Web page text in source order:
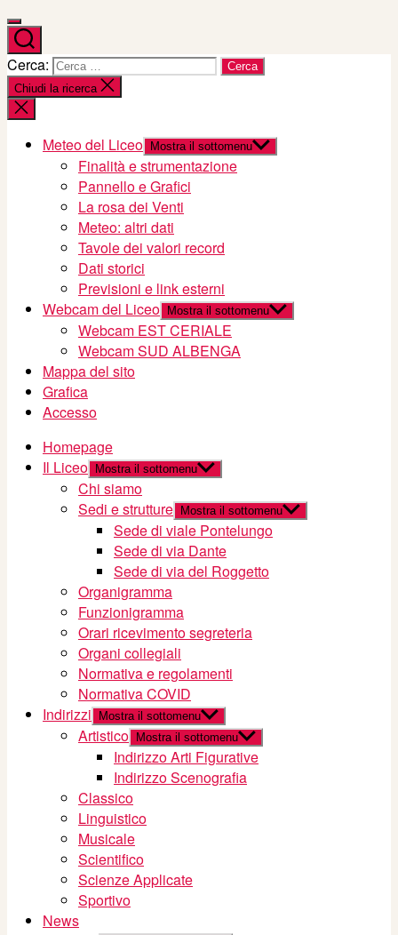
Cerca:
Chiudi la ricerca
Meteo del Liceo Mostra il sottomenu
Finalità e strumentazione
Pannello e Grafici
La rosa dei Venti
Meteo: altri dati
Tavole dei valori record
Dati storici
Previsioni e link esterni
Webcam del Liceo
Mostra il sottomenu
Webcam EST CERIALE
Webcam SUD ALBENGA
Mappa del sito
Grafica
Accesso
Homepage
Il Liceo
Mostra il sottomenu
Chi siamo
Sedi e strutture
Mostra il sottomenu
Sede di viale Pontelungo
Sede di via Dante
Sede di via del Roggetto
Organigramma
Funzionigramma
Orari ricevimento segreteria
Organi collegiali
Normativa e regolamenti
Normativa COVID
Indirizzi
Mostra il sottomenu
Artistico Mostra il sottomenu
Indirizzo Arti Figurative
Indirizzo Scenografia
Classico
Linguistico
Musicale
Scientifico
Scienze Applicate
Sportivo
News